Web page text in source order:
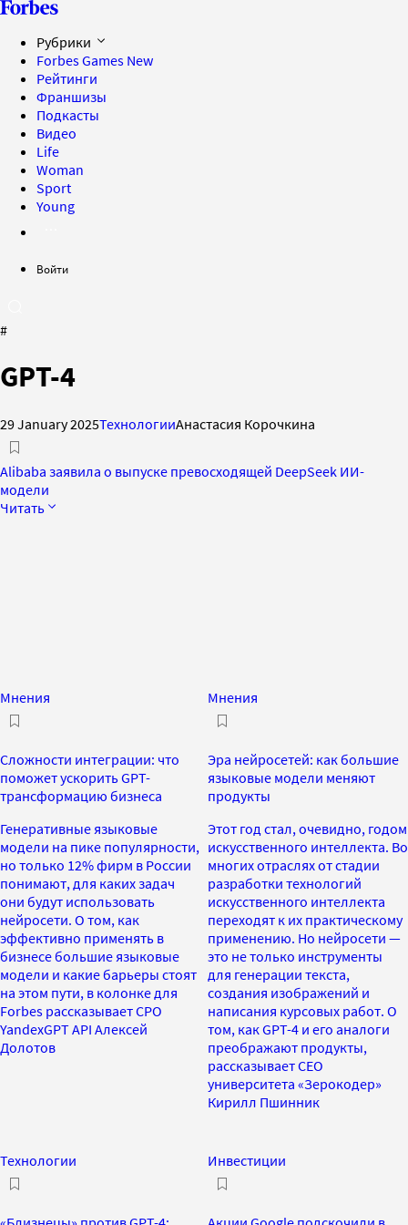
Рубрики
Forbes Games New
Рейтинги
Франшизы
Подкасты
Видео
Life
Woman
Sport
Young
Войти
#
GPT-4
29 January 2025ТехнологииАнастасия Корочкина
Alibaba заявила о выпуске превосходящей DeepSeek ИИ-
модели
Читать
Мнения
Сложности интеграции: что
поможет ускорить GPT-
трансформацию бизнеса
Генеративные языковые
модели на пике популярности,
но только 12% фирм в России
понимают, для каких задач
они будут использовать
нейросети. О том, как
эффективно применять в
бизнесе большие языковые
модели и какие барьеры стоят
на этом пути, в колонке для
Forbes рассказывает CPO
YandexGPT API Алексей
Долотов
Мнения
Эра нейросетей: как большие
языковые модели меняют
продукты
Этот год стал, очевидно, годом
искусственного интеллекта. Во
многих отраслях от стадии
разработки технологий
искусственного интеллекта
переходят к их практическому
применению. Но нейросети —
это не только инструменты
для генерации текста,
создания изображений и
написания курсовых работ. О
том, как GPT-4 и его аналоги
преображают продукты,
рассказывает СЕО
университета «Зерокодер»
Кирилл Пшинник
Технологии Инвестиции